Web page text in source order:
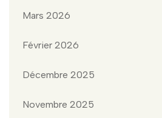
Mars 2026
Février 2026
Décembre 2025
Novembre 2025